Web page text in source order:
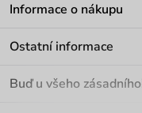
Informace o nákupu
Materiály a údržba
Ostatní informace
Buď u všeho